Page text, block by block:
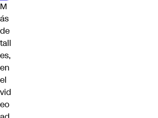
M
ás
de
tall
es,
en
el
vid
eo